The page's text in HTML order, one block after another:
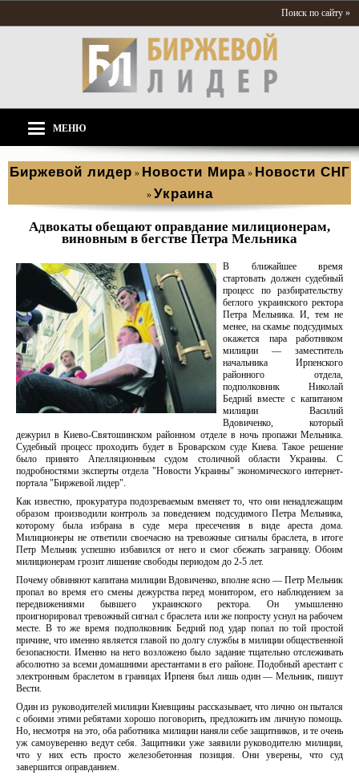
Поиск по сайту »
МЕНЮ
Биржевой лидер » Новости Мира » Новости СНГ
» Украина
Адвокаты обещают оправдание милиционерам,
виновным в бегстве Петра Мельника
В ближайшее время
стартовать должен судебный
процесс по разбирательству
беглого украинского ректора
Петра Мельника. И, тем не
менее, на скамье подсудимых
окажется пара работником
милиции — заместитель
начальника Ирпенского
районного отдела,
подполковник Николай
Бедрий вместе с капитаном
милиции Василий
Вдовиченко, который
дежурил в Киево-Святошинском районном отделе в ночь пропажи Мельника.
Судебный процесс проходить будет в Броварском суде Киева. Такое решение
было принято Апелляционным судом столичной области Украины. С
подробностями эксперты отдела "Новости Украины" экономического интернет-
портала "Биржевой лидер".
Как известно, прокуратура подозреваемым вменяет то, что они ненадлежащим
образом производили контроль за поведением подсудимого Петра Мельника,
которому была избрана в суде мера пресечения в виде ареста дома.
Милиционеры не ответили своечасно на тревожные сигналы браслета, в итоге
Петр Мельник успешно избавился от него и смог сбежать заграницу. Обоим
милиционерам грозит лишение свободы периодом до 2-5 лет.
Почему обвиняют капитана милиции Вдовиченко, вполне ясно — Петр Мельник
пропал во время его смены дежурства перед монитором, его наблюдением за
передвижениями бывшего украинского ректора. Он умышленно
проигнорировал тревожный сигнал с браслета или же попросту уснул на рабочем
месте. В то же время подполковник Бедрий под удар попал по той простой
причине, что именно является главой по долгу службы в милиции общественной
безопасности. Именно на него возложено было задание тщательно отслеживать
абсолютно за всеми домашними арестантами в его районе. Подобный арестант с
электронным браслетом в границах Ирпеня был лишь один — Мельник, пишут
Вести.
Один из руководителей милиции Киевщины рассказывает, что лично он пытался
с обоими этими ребятами хорошо поговорить, предложить им личную помощь.
Но, несмотря на это, оба работника милиции наняли себе защитников, и те очень
уж самоуверенно ведут себя. Защитники уже заявили руководителю милиции,
что у них есть просто железобетонная позиция. Они уверены, что суд
завершится оправданием.